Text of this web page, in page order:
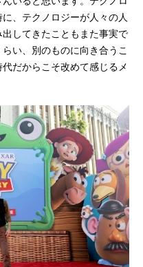
、テクノロジーが人々の人
してきたこともまた事実で
い、別のものに向き合うこ
だからこそ改めて感じるメ